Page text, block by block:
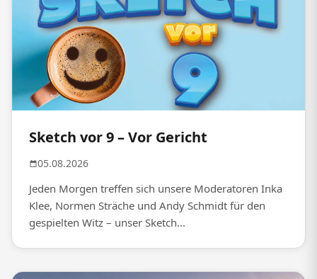
Sketch vor 9 – Vor Gericht
05.08.2026
Jeden Morgen treffen sich unsere Moderatoren Inka
Klee, Normen Sträche und Andy Schmidt für den
gespielten Witz – unser Sketch...